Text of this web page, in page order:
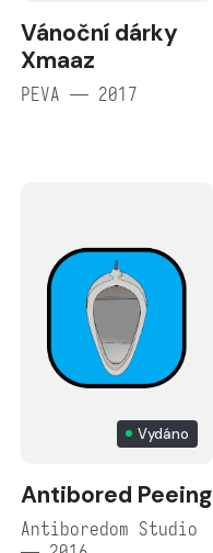
Vánoční dárky
Xmaaz
PEVA — 2017
Vydáno
Antibored Peeing
Antiboredom Studio